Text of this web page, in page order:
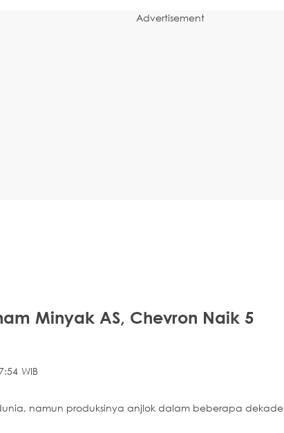
Advertisement
Minyak AS, Chevron Naik 5
WIB
namun produksinya anjlok dalam beberapa dekade